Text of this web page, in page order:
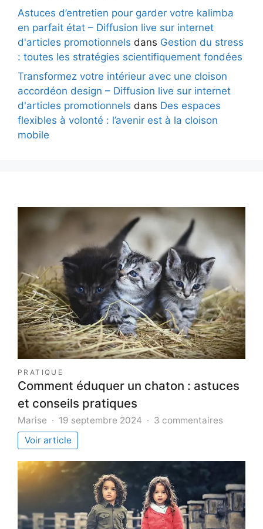
Astuces d’entretien pour garder votre kalimba
en parfait état – Diffusion live sur internet
d'articles promotionnels dans Gestion du stress
: toutes les stratégies scientifiquement fondées
Transformez votre intérieur avec une cloison
accordéon design – Diffusion live sur internet
d'articles promotionnels dans Des espaces
flexibles à volonté : l’avenir est à la cloison
mobile
PRATIQUE
Comment éduquer un chaton : astuces
et conseils pratiques
Marise 19 septembre 2024 3 commentaires
un
astuces
et
conseils
Voir article